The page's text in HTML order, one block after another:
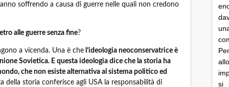
soffrendo a causa di guerre nelle quali non credono
alle guerre senza fine?
a vicenda. Una è che l’ideologia neoconservatrice è
Sovietica. E questa ideologia dice che la storia ha
che non esiste alternativa al sistema politico ed
della storia conferisce agli USA la responsabilità di
si